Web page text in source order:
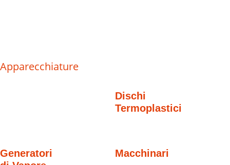
Apparecchiature
Dischi
Termoplastici
Generatori
Macchinari